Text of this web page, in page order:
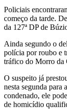
Policiais
começo da tarde.
da 127ª DP de
Ainda segundo o
polícia por roubo e
tráfico do Morro da
O suspeito já
nesta segunda para
condenado, ele
de homicídio